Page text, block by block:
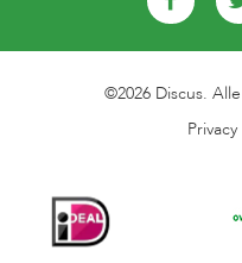
©2026 Discus.